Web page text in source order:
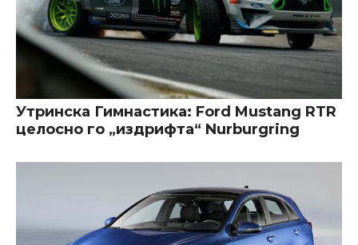
Утринска Гимнастика: Ford Mustang RTR
целосно го „издрифта“ Nurburgring